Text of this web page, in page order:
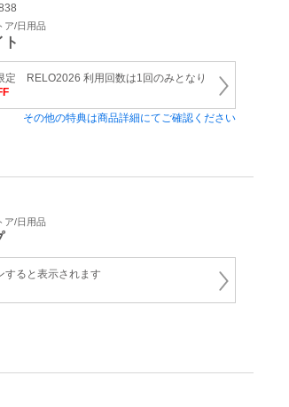
ア/日用品
ト
定 RELO2026 利用回数は1回のみとなり
その他の特典は商品詳細にてご確認ください
ア/日用品
すると表示されます